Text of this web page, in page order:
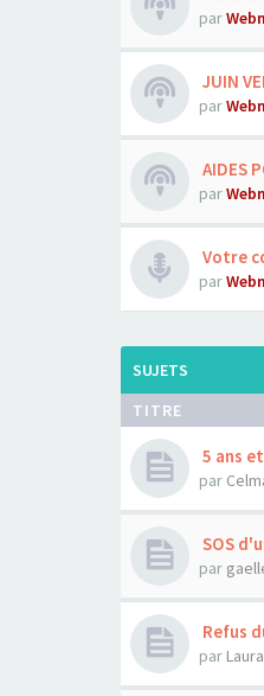
par
JUIN
par
AIDES
par
Votre
par
SUJETS
TITRE
5 ans
par
SOS
par
Refus
par